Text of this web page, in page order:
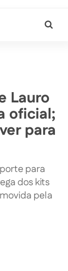
Lauro
oficial;
para
para
dos kits
pela